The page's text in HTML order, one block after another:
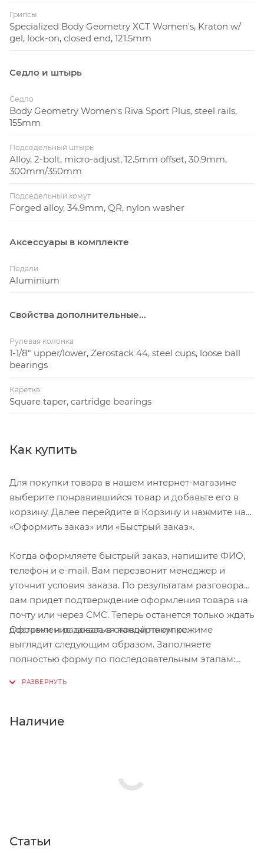
Грипсы
Specialized Body Geometry XCT Women's, Kraton w/
gel, lock-on, closed end, 121.5mm
Седло и штырь
Седло
Body Geometry Women's Riva Sport Plus, steel rails,
155mm
Подседельный штырь
Alloy, 2-bolt, micro-adjust, 12.5mm offset, 30.9mm,
300mm/350mm
Подседельный хомут
Forged alloy, 34.9mm, QR, nylon washer
Аксессуары в комплекте
Педали
Aluminium
Свойства дополнительные...
Рулевая колонка
1-1/8" upper/lower, Zerostack 44, steel cups, loose ball
bearings
Каретка
Square taper, cartridge bearings
Как купить
Для покупки товара в нашем интернет-магазине
выберите понравившийся товар и добавьте его в
корзину. Далее перейдите в Корзину и нажмите на
«Оформить заказ» или «Быстрый заказ».
Когда оформляете быстрый заказ, напишите ФИО,
телефон и e-mail. Вам перезвонит менеджер и
уточнит условия заказа. По результатам разговора
вам придет подтверждение оформления товара на
почту или через СМС. Теперь останется только ждать
доставки и радоваться новой покупке.
Оформление заказа в стандартном режиме
выглядит следующим образом. Заполняете
полностью форму по последовательным этапам:
Нажмите кнопку «Оформить заказ».
Наличие
Статьи